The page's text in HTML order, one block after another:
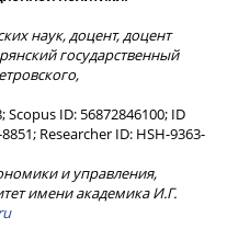
наук, доцент, доцент
государственный
Scopus ID: 56872846100; ID
Researcher ID: HSH-9363-
и управления,
имени академика И.Г.